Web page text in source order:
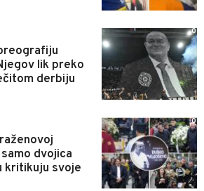
lik preko
derbiju
0
dvojica
kritikuju svoje
0